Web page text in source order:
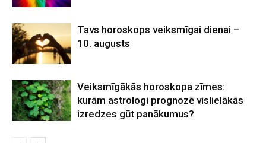
Tavs horoskops veiksmīgai dienai –
10. augusts
Veiksmīgākās horoskopa zīmes:
kurām astrologi prognozē vislielākās
izredzes gūt panākumus?